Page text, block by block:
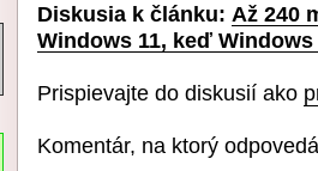
Diskusia k článku: Až 240
Windows 11, keď
Prispievajte do diskusií ako
Komentár, na ktorý